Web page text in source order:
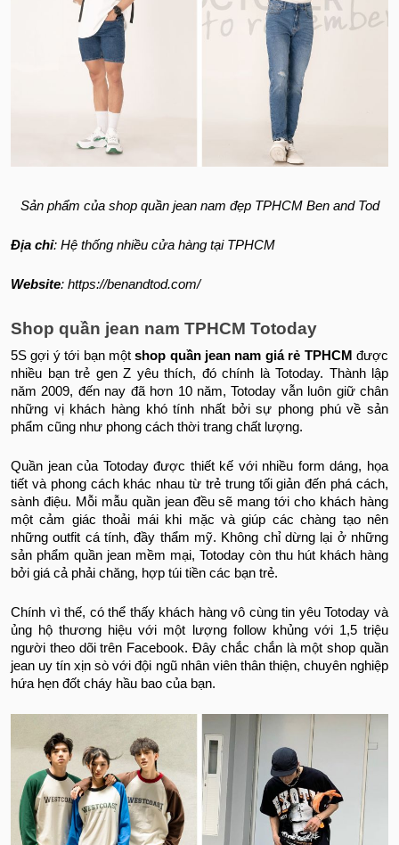
Sản phẩm của shop quần jean nam đẹp TPHCM Ben and Tod
Địa chỉ: Hệ thống nhiều cửa hàng tại TPHCM
Website: https://benandtod.com/
Shop quần jean nam TPHCM Totoday
5S gợi ý tới bạn mộtshop quần jean nam giá rẻ TPHCMđược
nhiều bạn trẻ gen Z yêu thích, đó chính là Totoday. Thành lập
năm 2009, đến nay đã hơn 10 năm, Totoday vẫn luôn giữ chân
những vị khách hàng khó tính nhất bởi sự phong phú về sản
phẩm cũng như phong cách thời trang chất lượng.
Quần jean của Totoday được thiết kế với nhiều form dáng, họa
tiết và phong cách khác nhau từ trẻ trung tối giản đến phá cách,
sành điệu. Mỗi mẫu quần jean đều sẽ mang tới cho khách hàng
một cảm giác thoải mái khi mặc và giúp các chàng tạo nên
những outfit cá tính, đầy thẩm mỹ. Không chỉ dừng lại ở những
sản phẩm quần jean mềm mại, Totoday còn thu hút khách hàng
bởi giá cả phải chăng, hợp túi tiền các bạn trẻ.
Chính vì thế, có thể thấy khách hàng vô cùng tin yêu Totoday và
ủng hộ thương hiệu với một lượng follow khủng với 1,5 triệu
người theo dõi trên Facebook. Đây chắc chắn là một shop quần
jean uy tín xịn sò với đội ngũ nhân viên thân thiện, chuyên nghiệp
hứa hẹn đốt cháy hầu bao của bạn.